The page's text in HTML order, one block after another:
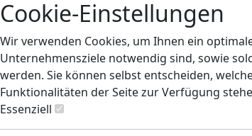
Cookie-Einstellungen
Wir verwenden Cookies, um Ihnen ein
Unternehmensziele notwendig sind, sowie
werden. Sie können selbst entscheiden,
Funktionalitäten der Seite zur Verfügung
Essenziell